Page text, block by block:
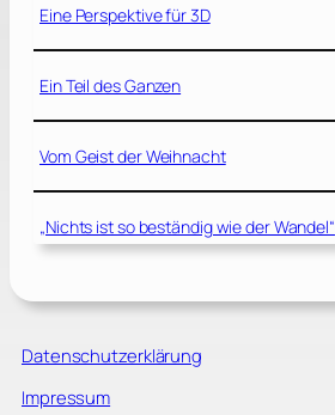
Eine Perspektive für 3D
Ein Teil des Ganzen
Vom Geist der Weihnacht
„Nichts ist so beständig wie der Wandel“
Datenschutzerklärung
Impressum